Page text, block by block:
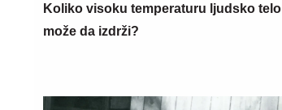
Koliko visoku temperaturu ljudsko telo
može da izdrži?